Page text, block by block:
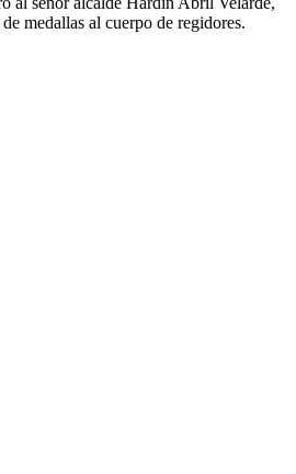
medallas al cuerpo de regidores.